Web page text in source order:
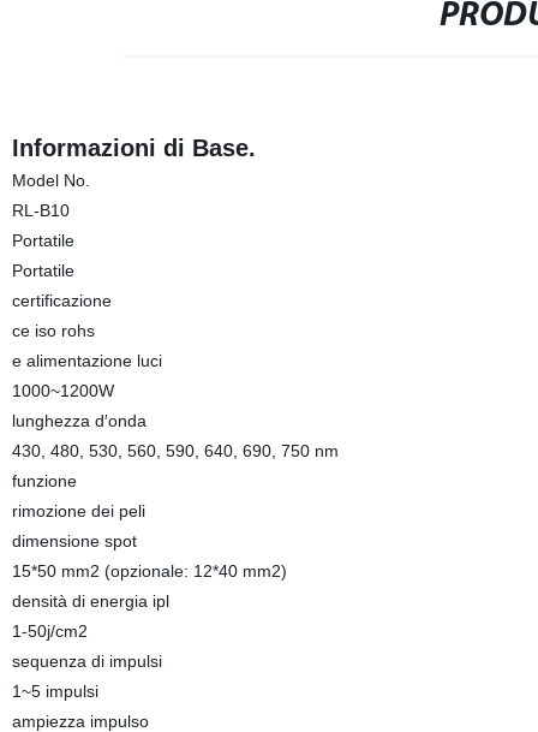
Informazioni di Base.
Model No.
RL-B10
Portatile
Portatile
certificazione
ce iso rohs
e alimentazione luci
1000~1200W
lunghezza d′onda
430, 480, 530, 560, 590, 640, 690, 750 nm
funzione
rimozione dei peli
dimensione spot
15*50 mm2 (opzionale: 12*40 mm2)
densità di energia ipl
1-50j/cm2
sequenza di impulsi
1~5 impulsi
ampiezza impulso